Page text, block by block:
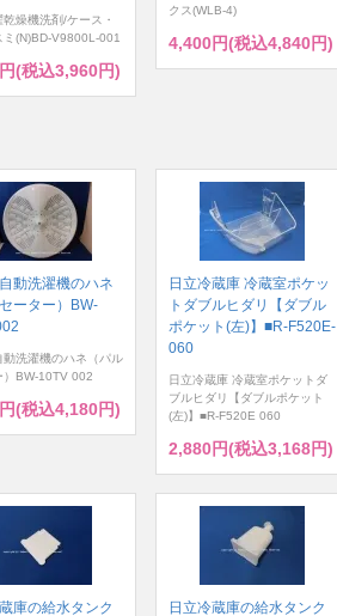
乾燥機洗剤/ケース・
ミ(N)BD-V9800L-001
(税込3,960円)
クス(WLB-4)
4,400円(税込4,840円)
動洗濯機のハネ
セーター）BW-
動洗濯機のハネ（パル
）BW-10TV 002
(税込4,180円)
日立冷蔵庫 冷蔵室ポケッ
トダブルヒダリ【ダブル
ポケット(左)】■R-F520E-
060
日立冷蔵庫 冷蔵室ポケットダ
ブルヒダリ【ダブルポケット
(左)】■R-F520E 060
2,880円(税込3,168円)
庫の給水タンク 日立冷蔵庫の給水タンク